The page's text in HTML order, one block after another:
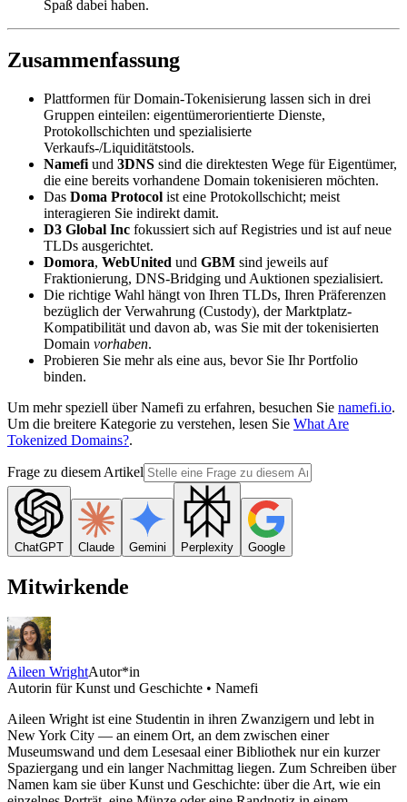
Spaß dabei haben.
Zusammenfassung
Plattformen für Domain-Tokenisierung lassen sich in drei
Gruppen einteilen: eigentümerorientierte Dienste,
Protokollschichten und spezialisierte
Verkaufs-/Liquiditätstools.
Namefi und 3DNS sind die direktesten Wege für Eigentümer,
die eine bereits vorhandene Domain tokenisieren möchten.
Das Doma Protocol ist eine Protokollschicht; meist
interagieren Sie indirekt damit.
D3 Global Inc fokussiert sich auf Registries und ist auf neue
TLDs ausgerichtet.
Domora, WebUnited und GBM sind jeweils auf
Fraktionierung, DNS-Bridging und Auktionen spezialisiert.
Die richtige Wahl hängt von Ihren TLDs, Ihren Präferenzen
bezüglich der Verwahrung (Custody), der Marktplatz-
Kompatibilität und davon ab, was Sie mit der tokenisierten
Domain vorhaben.
Probieren Sie mehr als eine aus, bevor Sie Ihr Portfolio
binden.
Um mehr speziell über Namefi zu erfahren, besuchen Sie namefi.io.
Um die breitere Kategorie zu verstehen, lesen Sie What Are
Tokenized Domains?.
Frage zu diesem Artikel
ChatGPT Claude Gemini Perplexity Google
Mitwirkende
Aileen WrightAutor*in
Autorin für Kunst und Geschichte • Namefi
Aileen Wright ist eine Studentin in ihren Zwanzigern und lebt in
New York City — an einem Ort, an dem zwischen einer
Museumswand und dem Lesesaal einer Bibliothek nur ein kurzer
Spaziergang und ein langer Nachmittag liegen. Zum Schreiben über
Namen kam sie über Kunst und Geschichte: über die Art, wie ein